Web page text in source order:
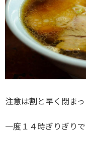
注意は割と早く閉まっ
一度１４時ぎりぎり